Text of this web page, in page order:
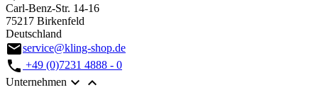
Carl-Benz-Str. 14-16
75217 Birkenfeld
Deutschland
emailservice@kling-shop.de
call +49 (0)7231 4888 - 0
Unternehmen  